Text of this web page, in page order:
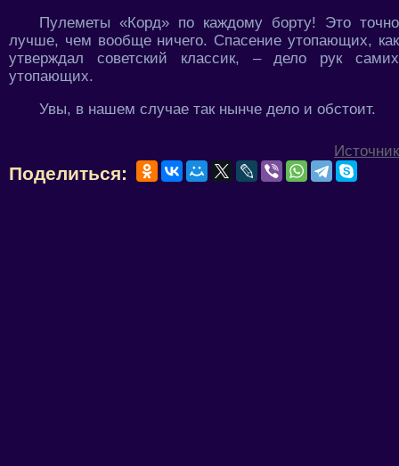
Пулеметы «Корд» по каждому борту! Это точно
лучше, чем вообще ничего. Спасение утопающих, как
утверждал советский классик, – дело рук самих
утопающих.
Увы, в нашем случае так нынче дело и обстоит.
Источник
Поделиться: